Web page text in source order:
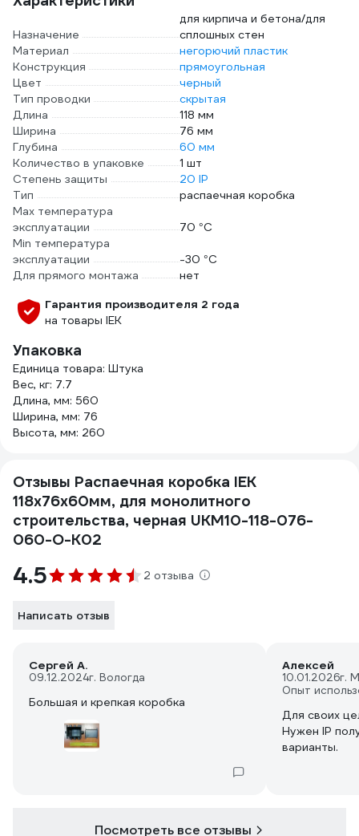
Назначение
для кирпича и бетона/для
сплошных стен
Материал
негорючий пластик
Конструкция
прямоугольная
Цвет
черный
Тип проводки
скрытая
Длина
118 мм
Ширина
76 мм
Глубина
60 мм
Количество в упаковке
1 шт
Степень защиты
20 IP
Тип
распаечная коробка
Max температура
эксплуатации
70 °С
Min температура
эксплуатации
-30 °С
Для прямого монтажа
нет
Гарантия производителя 2 года
на товары IEK
Упаковка
Единица товара: Штука
Вес, кг: 7.7
Длина, мм: 560
Ширина, мм: 76
Высота, мм: 260
Отзывы Распаечная коробка IEK
118х76х60мм, для монолитного
строительства, черная UKM10-118-076-
060-O-K02
4.5 2 отзыва
Написать отзыв
Сергей А.
09.12.2024г. Вологда
Большая и крепкая коробка
Алексей
10.01.2026г.
Опыт
Для своих
Нужен IP
варианты.
Посмотреть все отзывы